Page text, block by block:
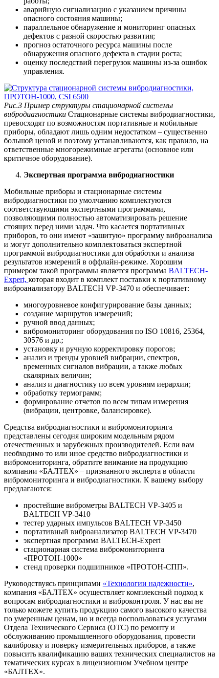
аварийную сигнализацию с указанием причины
опасного состояния машины;
параллельное обнаружение и мониторинг опасных
дефектов с разной скоростью развития;
прогноз остаточного ресурса машины после
обнаружения опасного дефекта в стадии роста;
оценку последствий перегрузок машины из-за ошибок
управления.
Рис.3 Пример структуры стационарной системы
вибродиагностики Стационарные системы вибродиагностики,
превосходят по возможностям портативные и мобильные
приборы, обладают лишь одним недостатком – существенно
большой ценой и поэтому устанавливаются, как правило, на
ответственные многорежимные агрегаты (основное или
критичное оборудование).
Экспертная программа вибродиагностики
Мобильные приборы и стационарные системы
вибродиагностики по умолчанию комплектуются
соответствующими экспертными программами,
позволяющими полностью автоматизировать решение
стоящих перед ними задач. Что касается портативных
приборов, то они имеют «зашитую» программу виброанализа
и могут дополнительно комплектоваться экспертной
программой вибродиагностики для обработки и анализа
результатов измерений в оффлайн-режиме. Хорошим
примером такой программы является программа BALTECH-
Expert, которая входит в комплект поставки к портативному
виброанализатору BALTECH VP-3470 и обеспечивает:
многоуровневое конфигурирование базы данных;
создание маршрутов измерений;
ручной ввод данных;
вибромониторинг оборудования по ISO 10816, 25364,
30576 и др.;
установку и ручную корректировку порогов;
анализ и тренды уровней вибрации, спектров,
временных сигналов вибрации, а также любых
скалярных величин;
анализ и диагностику по всем уровням иерархии;
обработку термограмм;
формирование отчетов по всем типам измерения
(вибрации, центровке, балансировке).
Средства вибродиагностики и вибромониторинга
представлены сегодня широким модельным рядом
отечественных и зарубежных производителей. Если вам
необходимо то или иное средство вибродиагностики и
вибромониторинга, обратите внимание на продукцию
компании «БАЛТЕХ» – признанного эксперта в области
вибромониторинга и вибродиагностики. К вашему выбору
предлагаются:
простейшие виброметры BALTECH VP-3405 и
BALTECH VP-3410
тестер ударных импульсов BALTECH VP-3450
портативный виброанализатор BALTECH VP-3470
экспертная программа BALTECH-Expert
стационарная система вибромониторинга
«ПРОТОН-1000»
стенд проверки подшипников «ПРОТОН-СПП».
Руководствуясь принципами «Технологии надежности»,
компания «БАЛТЕХ» осуществляет комплексный подход к
вопросам вибродиагностики и виброконтроля. У нас вы не
только можете купить продукцию самого высокого качества
по умеренным ценам, но и всегда воспользоваться услугами
Отдела Технического Сервиса (ОТС) по ремонту и
обслуживанию промышленного оборудования, провести
калибровку и поверку измерительных приборов, а также
повысить квалификацию ваших технических специалистов на
тематических курсах в лицензионном Учебном центре
«БАЛТЕХ».